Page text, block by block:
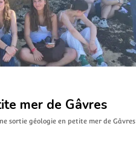
mer de Gâvres
sortie géologie en petite mer de Gâvres